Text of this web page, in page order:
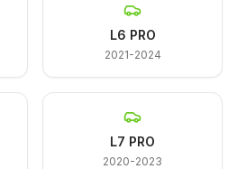
L6 PRO
2021-2024
L7 PRO
2020-2023